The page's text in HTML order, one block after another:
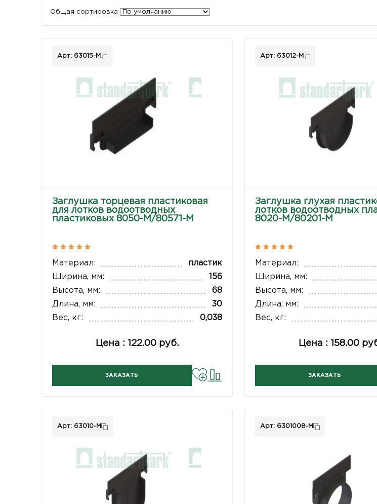
Общая сортировка
Арт: 63015-М
Заглушка торцевая пластиковая
для лотков водоотводных
пластиковых 8050-М/80571-М
Материал:
пластик
Ширина, мм:
156
Высота, мм:
68
Длина, мм:
30
Вес, кг:
0,038
Цена : 122.00 руб.
ЗАКАЗАТЬ
Арт: 63012-М
Заглушка глухая
лотков водоотводных
8020-М/80201-М
Материал:
Ширина, мм:
Высота, мм:
Длина, мм:
Вес, кг:
Цена : 158.00
ЗАКАЗАТЬ
Арт: 63010-М Арт: 6301008-М